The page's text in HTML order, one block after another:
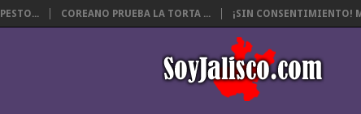
COREANO PRUEBA LA TORTA ... ¡SIN CONSENTIMIENTO!